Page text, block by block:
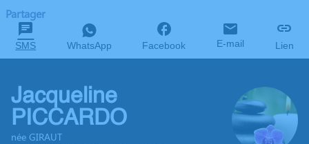
Partager
SMS WhatsApp Facebook E-mail Lien
Jacqueline
PICCARDO
née GIRAUT